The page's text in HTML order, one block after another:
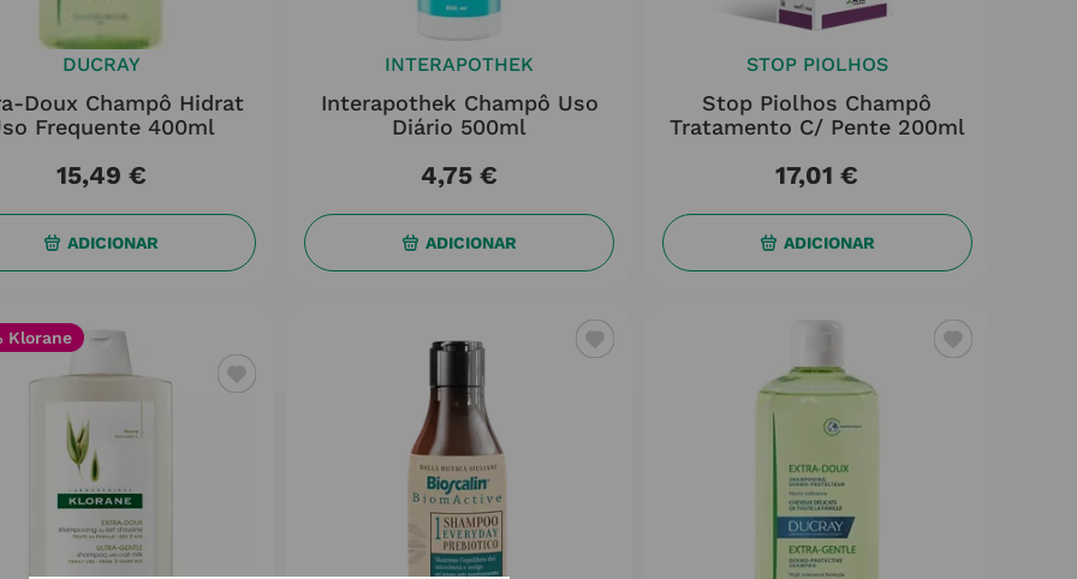
DUCRAY
Doux Champô Hidrat
Frequente 400ml
15,49 €
ADICIONAR
INTERAPOTHEK
Interapothek Champô Uso
Diário 500ml
4,75 €
ADICIONAR
STOP PIOLHOS
Stop Piolhos Champô
Tratamento C/ Pente 200ml
17,01 €
ADICIONAR
Klorane